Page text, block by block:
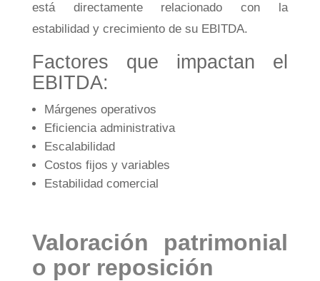
está directamente relacionado con la
estabilidad y crecimiento de su EBITDA.
Factores que impactan el
EBITDA:
Márgenes operativos
Eficiencia administrativa
Escalabilidad
Costos fijos y variables
Estabilidad comercial
Valoración patrimonial
o por reposición